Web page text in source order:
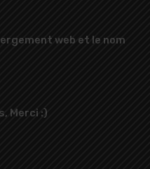
web et le nom
Merci :)